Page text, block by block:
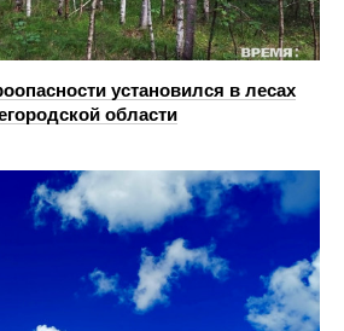
установился в лесах
области